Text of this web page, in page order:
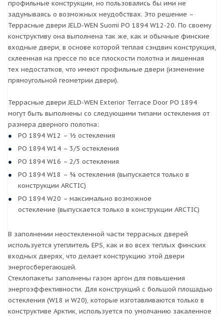
профильные конструкции, но пользовались бы ими не
задумываясь о возможных неудобствах. Это решение –
Террасные двери JELD-WEN Suomi PO 1894 W12-20. По своему
конструктиву она выполнена так же, как и обычные финские
входные двери, в основе которой теплая сэндвич конструкция,
склеенная на прессе по все плоскости полотна и лишенная
тех недостатков, что имеют профильные двери (изменение
прямоугольной геометрии двери).
Террасные двери JELD-WEN Exterior Terrace Door PO 1894
могут быть выполнены со следующими типами остекления от
размера дверного полотна:
PO 1894 W12 – ½ остекления
PO 1894 W14 – 3/5 остекления
PO 1894 W16 – 2/3 остекления
PO 1894 W18 – ¾ остекления (выпускается только в
конструкции ARCTIC)
PO 1894 W20 – максимально возможное
остекление (выпускается только в конструкции ARCTIC)
В заполнении неостекленной части террасных дверей
используется утеплитель EPS, как и во всех теплых финских
входных дверях, что делает конструкцию этой двери
энергосберегающей.
Стеклопакеты заполнены газом аргон для повышения
энергоэффективности. Для конструкций с большой площадью
остекления (W18 и W20), которые изготавливаются только в
конструктиве Арктик, используется по умолчанию закаленное